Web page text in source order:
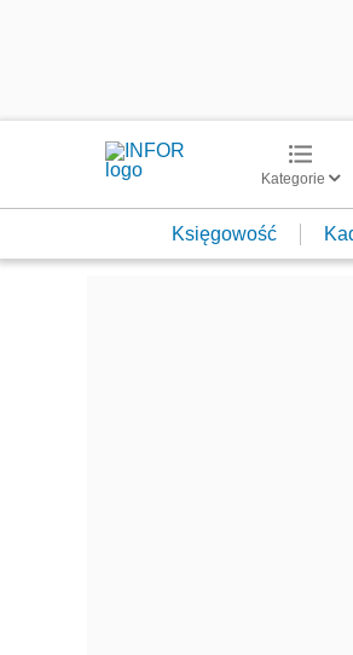
Kategorie
Księgowość